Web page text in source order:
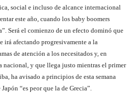
social e incluso de alcance internacional
este año, cuando los baby boomers
Será el comienzo de un efecto dominó que
irá afectando progresivamente a la
de atención a los necesitados y, en
nacional, y que llega justo mientras el primer
ha avisado a principios de esta semana
“es peor que la de Grecia”.